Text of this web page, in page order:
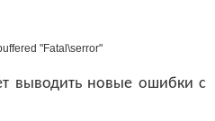
"Fatal\serror"
выводить новые ошибки с